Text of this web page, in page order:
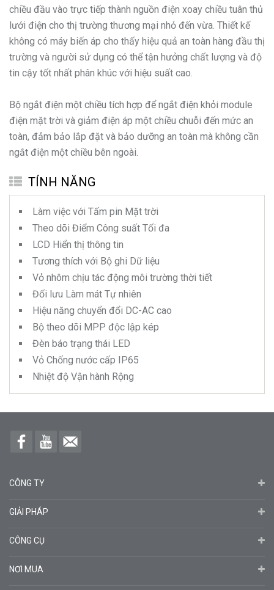
chiều đầu vào trực tiếp thành nguồn điện xoay chiều tuân thủ
lưới điện cho thị trường thương mại nhỏ đến vừa. Thiết kế
không có máy biến áp cho thấy hiệu quả an toàn hàng đầu thị
trường và người sử dụng có thể tận hưởng chất lượng và độ
tin cậy tốt nhất phân khúc với hiệu suất cao.
Bộ ngắt điện một chiều tích hợp để ngắt điện khỏi module
điện mặt trời và giảm điện áp một chiều chuỗi đến mức an
toàn, đảm bảo lắp đặt và bảo dưỡng an toàn mà không cần
ngắt điện một chiều bên ngoài.
TÍNH NĂNG
Làm việc với Tấm pin Mặt trời
Theo dõi Điểm Công suất Tối đa
LCD Hiển thị thông tin
Tương thích với Bộ ghi Dữ liệu
Vỏ nhôm chịu tác động môi trường thời tiết
Đối lưu Làm mát Tự nhiên
Hiệu năng chuyển đổi DC-AC cao
Bộ theo dõi MPP độc lập kép
Đèn báo trạng thái LED
Vỏ Chống nước cấp IP65
Nhiệt độ Vận hành Rộng
CÔNG TY
GIẢI PHÁP
CÔNG CỤ
NƠI MUA